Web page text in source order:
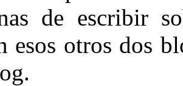
de escribir
esos otros dos